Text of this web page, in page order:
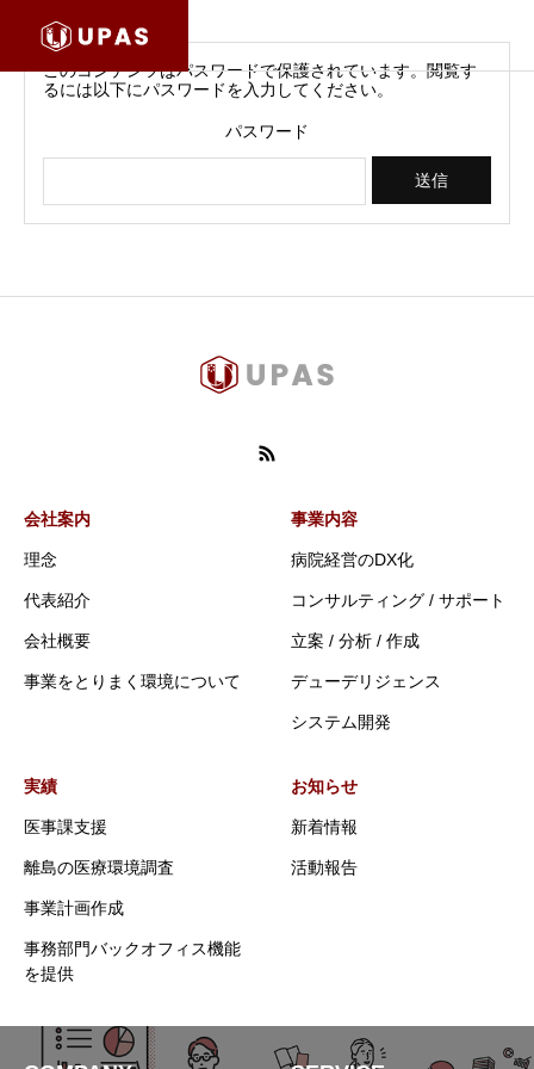
このコンテンツはパスワードで保護されています。閲覧す
るには以下にパスワードを入力してください。
パスワード
会社案内
理念
代表紹介
会社概要
事業をとりまく環境について
事業内容
病院経営のDX化
コンサルティング / サポート
立案 / 分析 / 作成
デューデリジェンス
システム開発
実績
医事課支援
離島の医療環境調査
事業計画作成
事務部門バックオフィス機能
を提供
お知らせ
新着情報
活動報告